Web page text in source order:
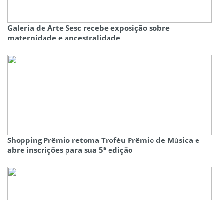
Galeria de Arte Sesc recebe exposição sobre
maternidade e ancestralidade
Shopping Prêmio retoma Troféu Prêmio de Música e
abre inscrições para sua 5ª edição